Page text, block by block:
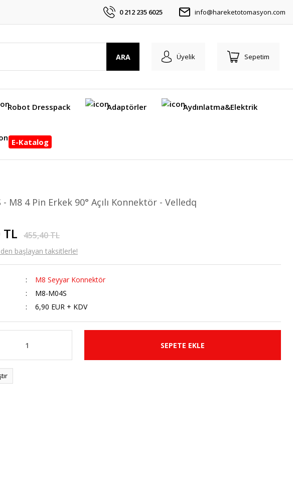
0 212 235 6025 info@hareketotomasyon.com
ARA Üyelik Sepetim
Robot Dresspack Adaptörler Aydınlatma&Elektrik
E-Katalog
- M8 4 Pin Erkek 90° Açılı Konnektör - Velledq
455,40 TL
başlayan taksitlerle!
M8 Seyyar Konnektör
M8-M04S
6,90 EUR + KDV
SEPETE EKLE